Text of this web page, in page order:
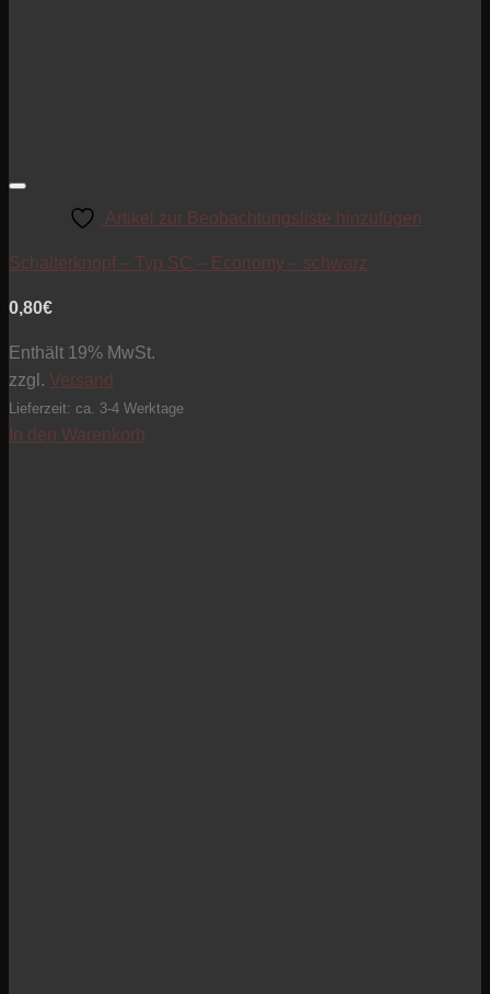
Artikel zur Beobachtungsliste hinzufügen
Schalterknopf – Typ SC – Economy – schwarz
0,80€
Enthält 19% MwSt.
zzgl. Versand
Lieferzeit: ca. 3-4 Werktage
In den Warenkorb